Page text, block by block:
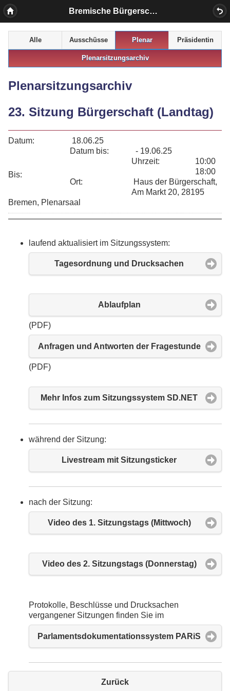
Bremische Bürgerschaft
Alle Ausschüsse Plenar Präsidentin
Plenarsitzungsarchiv
Plenarsitzungsarchiv
23. Sitzung Bürgerschaft (Landtag)
Datum:
18.06.25
Datum bis:
- 19.06.25
Uhrzeit:
10:00
Bis:
18:00
Ort:
Haus der Bürgerschaft,
Am Markt 20, 28195
Bremen, Plenarsaal
laufend aktualisiert im Sitzungssystem:
Tagesordnung und Drucksachen
Ablaufplan
(PDF)
Anfragen und Antworten der Fragestunde
(PDF)
Mehr Infos zum Sitzungssystem SD.NET
während der Sitzung:
Livestream mit Sitzungsticker
nach der Sitzung:
Video des 1. Sitzungstags (Mittwoch)
Video des 2. Sitzungstags (Donnerstag)
Protokolle, Beschlüsse und Drucksachen
vergangener Sitzungen finden Sie im
Parlamentsdokumentationssystem PARiS
Zurück